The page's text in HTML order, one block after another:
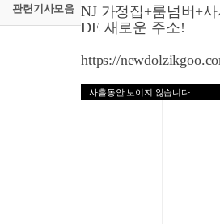
NJ 가정집+룸넘버+
DE 새로운 주소!
https://
사흘동안 보이지 않습니다
관련기사모음
1